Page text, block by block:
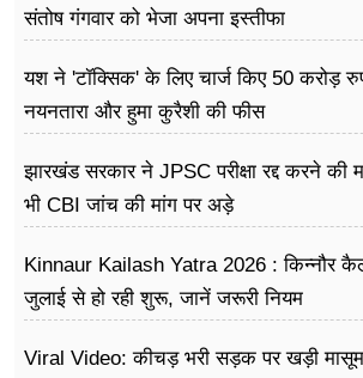
संतोष गंगवार को भेजा अपना इस्तीफा
यश ने 'टॉक्सिक' के लिए चार्ज किए 50 करोड़
नयनतारा और हुमा कुरैशी की फीस
झारखंड सरकार ने JPSC परीक्षा रद्द करने की
भी CBI जांच की मांग पर अड़े
Kinnaur Kailash Yatra 2026 : किन्नौर
जुलाई से हो रही शुरू, जानें जरूरी नियम
Viral Video: कीचड़ भरी सड़क पर खड़ी मासूम